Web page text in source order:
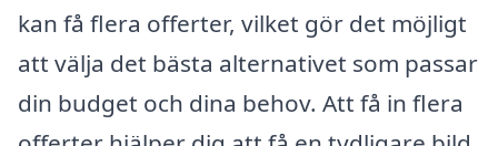
kan få flera offerter, vilket gör det möjligt
att välja det bästa alternativet som passar
din budget och dina behov. Att få in flera